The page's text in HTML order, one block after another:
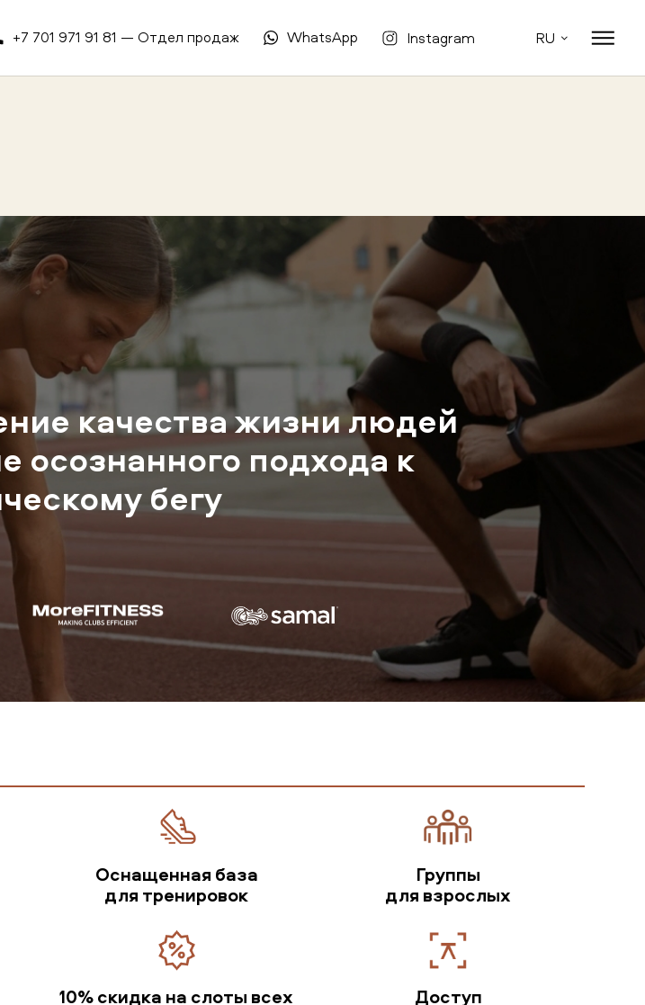
+7 701 971 91 81 — Отдел продаж WhatsApp Instagram RU
качества жизни людей
осознанного подхода к
бегу
Оснащенная база
для тренировок
Группы
для взрослых
10% скидка на слоты всех
Доступ